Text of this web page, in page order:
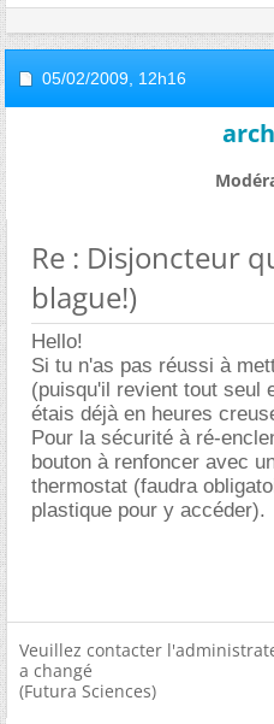
05/02/2009, 12h16
Re : Disjoncteur
blague!)
Hello!
Si tu n'as pas réussi à
(puisqu'il revient tout seul
étais déjà en heures
Pour la sécurité à ré-
bouton à renfoncer avec
thermostat (faudra
plastique pour y accéder).
Veuillez contacter
a changé
(Futura Sciences)